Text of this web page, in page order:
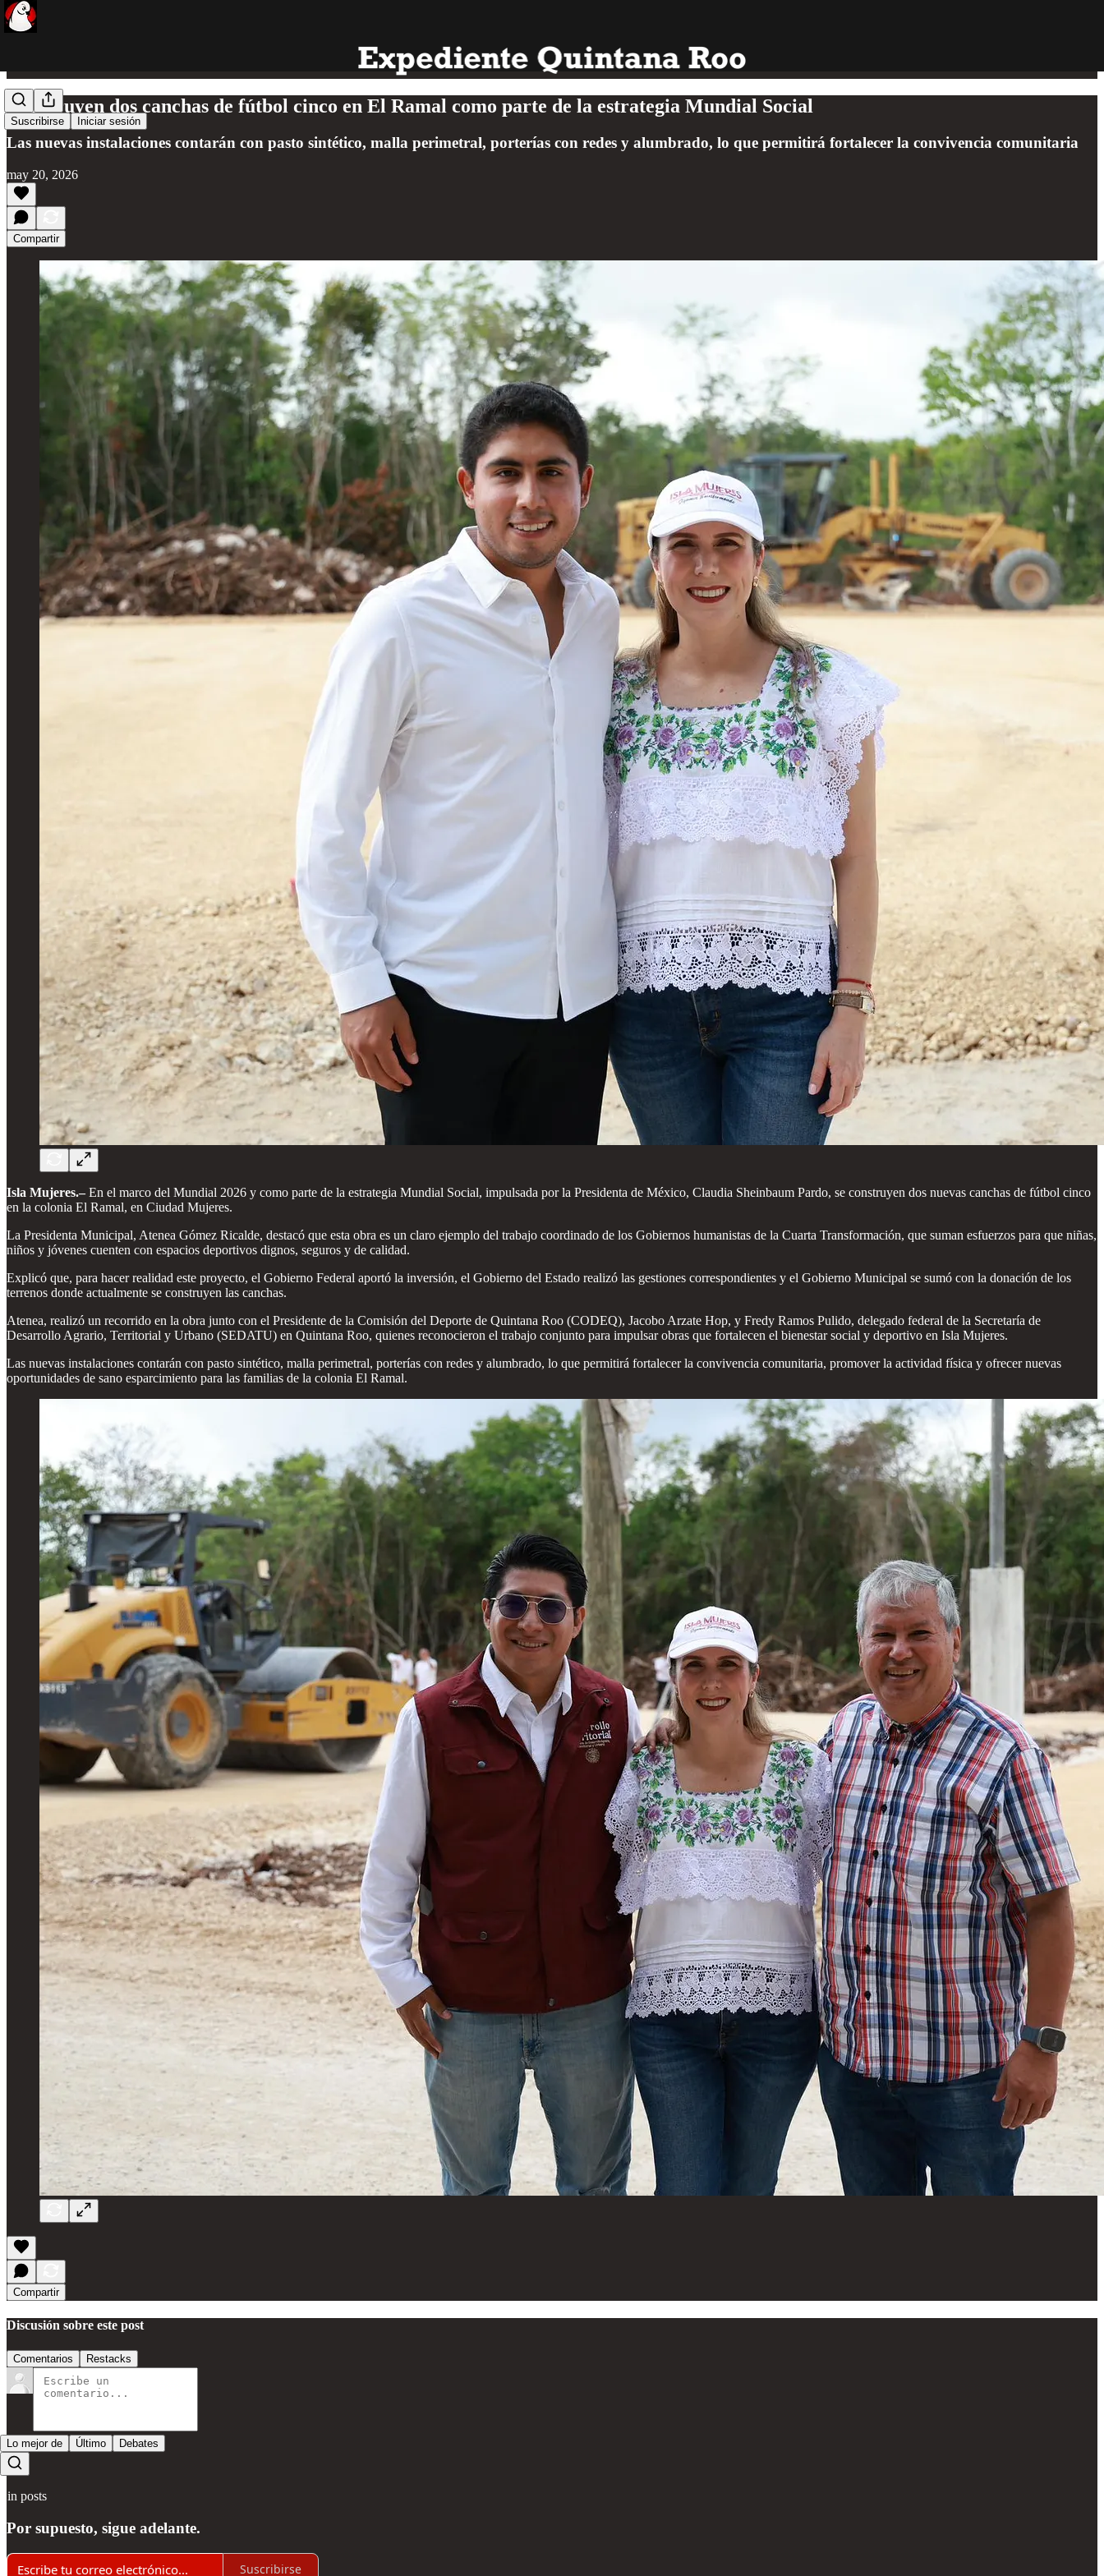
Suscribirse Iniciar sesión
Construyen dos canchas de fútbol cinco en El Ramal como parte de la estrategia Mundial Social
Las nuevas instalaciones contarán con pasto sintético, malla perimetral, porterías con redes y alumbrado, lo que permitirá fortalecer la convivencia comunitaria
may 20, 2026
Compartir
Isla Mujeres.–En el marco del Mundial 2026 y como parte de la estrategia Mundial Social, impulsada por la Presidenta de México, Claudia Sheinbaum Pardo, se construyen dos nuevas canchas de fútbol cinco
en la colonia El Ramal, en Ciudad Mujeres.
La Presidenta Municipal, Atenea Gómez Ricalde, destacó que esta obra es un claro ejemplo del trabajo coordinado de los Gobiernos humanistas de la Cuarta Transformación, que suman esfuerzos para que niñas,
niños y jóvenes cuenten con espacios deportivos dignos, seguros y de calidad.
Explicó que, para hacer realidad este proyecto, el Gobierno Federal aportó la inversión, el Gobierno del Estado realizó las gestiones correspondientes y el Gobierno Municipal se sumó con la donación de los
terrenos donde actualmente se construyen las canchas.
Atenea, realizó un recorrido en la obra junto con el Presidente de la Comisión del Deporte de Quintana Roo (CODEQ), Jacobo Arzate Hop, y Fredy Ramos Pulido, delegado federal de la Secretaría de
Desarrollo Agrario, Territorial y Urbano (SEDATU) en Quintana Roo, quienes reconocieron el trabajo conjunto para impulsar obras que fortalecen el bienestar social y deportivo en Isla Mujeres.
Las nuevas instalaciones contarán con pasto sintético, malla perimetral, porterías con redes y alumbrado, lo que permitirá fortalecer la convivencia comunitaria, promover la actividad física y ofrecer nuevas
oportunidades de sano esparcimiento para las familias de la colonia El Ramal.
Compartir
Discusión sobre este post
Comentarios Restacks
Lo mejor de Último Debates
Sin posts
Por supuesto, sigue adelante.
Suscribirse